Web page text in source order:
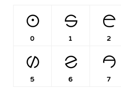
0
0
1
1
2
2
5
5
6
6
7
7